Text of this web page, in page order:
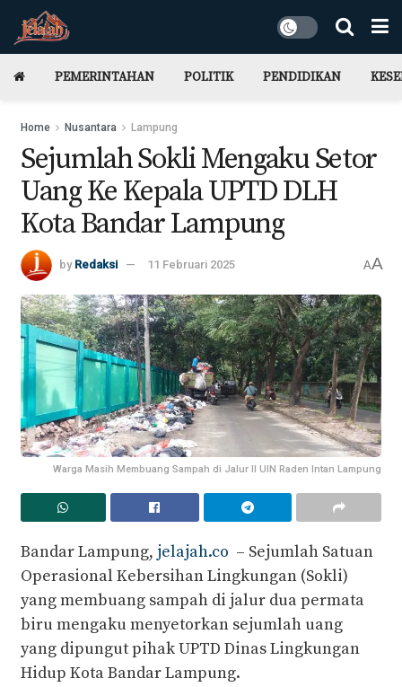
PEMERINTAHAN POLITIK PENDIDIKAN
Home Nusantara Lampung
Sejumlah Sokli Mengaku Setor
Uang Ke Kepala UPTD DLH
Kota Bandar Lampung
by Redaksi 11 Februari 2025 AA
Warga Masih Membuang Sampah di Jalur II UIN Raden Intan Lampung
Bandar Lampung, jelajah.co – Sejumlah Satuan
Operasional Kebersihan Lingkungan (Sokli)
yang membuang sampah di jalur dua permata
biru mengaku menyetorkan sejumlah uang
yang dipungut pihak UPTD Dinas Lingkungan
Hidup Kota Bandar Lampung.